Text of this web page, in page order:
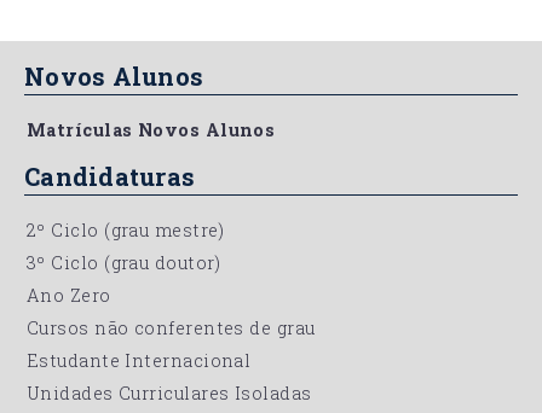
Novos Alunos
Matrículas Novos Alunos
Candidaturas
2º Ciclo (grau mestre)
3º Ciclo (grau doutor)
Ano Zero
Cursos não conferentes de grau
Estudante Internacional
Unidades Curriculares Isoladas